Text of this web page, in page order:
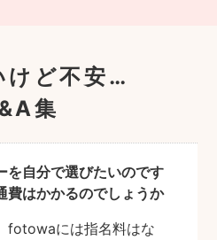
けど不安…
集
を自分で選びたいのです
費はかかるのでしょうか
fotowaには指名料はな